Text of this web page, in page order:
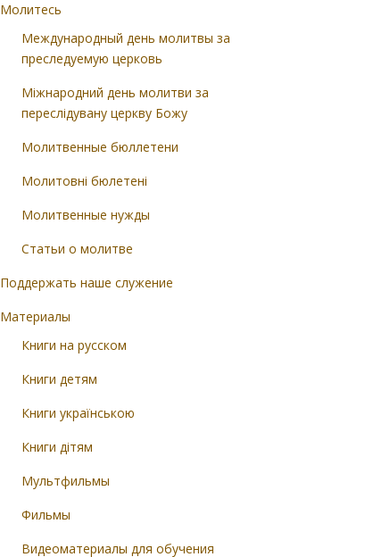
Молитесь
Международный день молитвы за
преследуемую церковь
Міжнародний день молитви за
переслідувану церкву Божу
Молитвенные бюллетени
Молитовні бюлетені
Молитвенные нужды
Статьи о молитве
Поддержать наше служение
Материалы
Книги на русском
Книги детям
Книги українською
Книги дітям
Мультфильмы
Фильмы
Видеоматериалы для обучения